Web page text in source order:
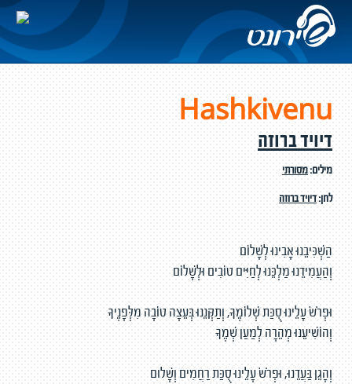
Hashkivenu
דיויד ברוזה
מילים:מסורתי
לחן:דיויד ברוזה
הַשְׁכִּיבֵנוּ אָבִינוּ לְשָׁלוֹם
וְהַעֲמִידֵנוּ מַלְכֵּנוּ לְחַיִּים טוֹבִים וּלְשָׁלוֹם
וּפְרֹשׂ עָלֵינוּ סֻכַּת שְׁלוֹמֶךָ, וְתַקְּנֵנוּ בְּעֵצָה טוֹבָה מִלְּפָנֶיךָ
וְהוֹשִׁיעֵנוּ מְהֵרָה לְמַעַן שְׁמֶךָ
וְהָגֵן בַּעֲדֵנוּ, וּפְרֹשׂ עָלֵינוּ סֻכַּת רַחֲמִים וְשָׁלום